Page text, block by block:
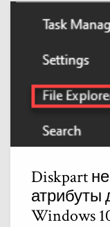
Diskpart
атрибуты
Windows